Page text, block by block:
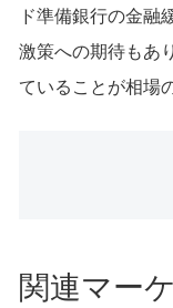
ド準備銀行の金融
激策への期待もあ
ていることが相場
関連マー